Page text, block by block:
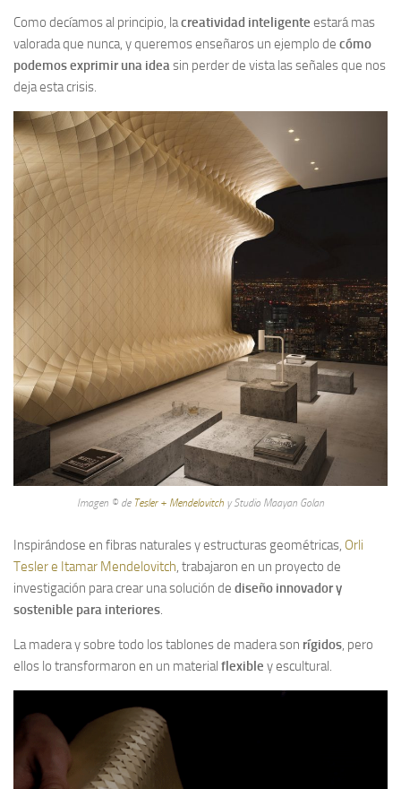
Como decíamos al principio, lacreatividad inteligente estará mas
valorada que nunca, y queremos enseñaros un ejemplo de cómo
podemos exprimir una ideasin perder de vista las señales que nos
deja esta crisis.
Imagen © de Tesler + Mendelovitch y Studio Maayan Golan
Inspirándose en fibras naturales y estructuras geométricas, Orli
Tesler e Itamar Mendelovitch, trabajaron en un proyecto de
investigación para crear una solución de diseño innovador y
sostenible para interiores.
La madera y sobre todo los tablones de madera son rígidos, pero
ellos lo transformaron en un material flexible y escultural.